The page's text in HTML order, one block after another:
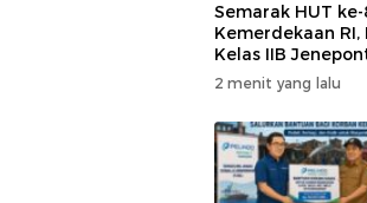
Semarak HUT ke-
Kemerdekaan RI,
Kelas IIB
Upacara
Pekan Olahraga
2 menit yang lalu